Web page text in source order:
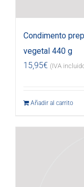
Condimento
vegetal 440 g
15,95€ (IVA
Añadir al carrito